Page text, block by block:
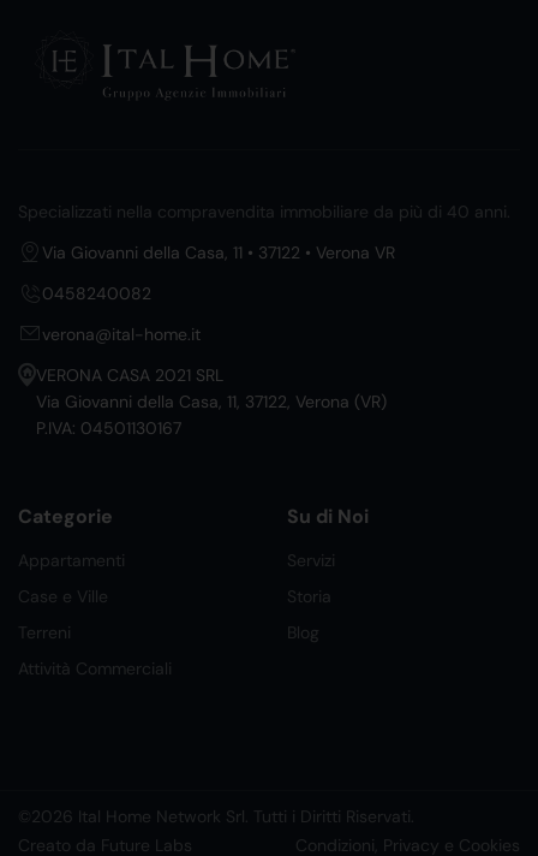
Specializzati nella compravendita immobiliare da più di 40 anni.
Via Giovanni della Casa, 11 • 37122 • Verona VR
0458240082
verona@ital-home.it
VERONA CASA 2021 SRL
Via Giovanni della Casa, 11, 37122, Verona (VR)
P.IVA: 04501130167
Categorie
Appartamenti
Case e Ville
Terreni
Attività Commerciali
Su di Noi
Servizi
Storia
Blog
©2026 Ital Home Network Srl. Tutti i Diritti Riservati.
Creato da Future Labs
Condizioni, Privacy e Cookies